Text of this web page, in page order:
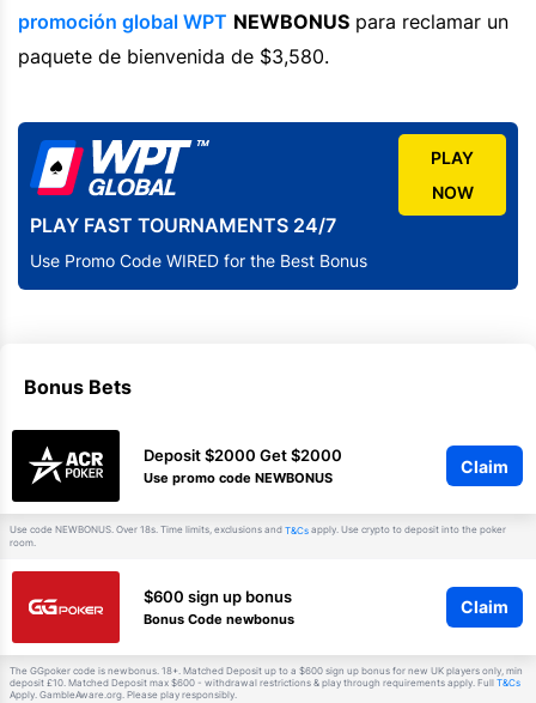
promoción global WPT NEWBONUS para reclamar un
paquete de bienvenida de $3,580.
PLAY FAST TOURNAMENTS 24/7
Use Promo Code WIRED for the Best Bonus
PLAY
NOW
Bonus Bets
Deposit $2000 Get $2000
Use promo code NEWBONUS
Claim
Use code NEWBONUS. Over 18s. Time limits, exclusions and T&Cs apply. Use crypto to deposit into the poker
room.
$600 sign up bonus
Bonus Code newbonus
Claim
The GGpoker code is newbonus. 18+. Matched Deposit up to a $600 sign up bonus for new UK players only, min
deposit £10. Matched Deposit max $600 - withdrawal restrictions & play through requirements apply. Full T&Cs
Apply. GambleAware.org. Please play responsibly.